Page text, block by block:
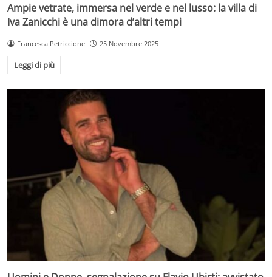
Ampie vetrate, immersa nel verde e nel lusso: la villa di
Iva Zanicchi è una dimora d’altri tempi
Francesca Petriccione 25 Novembre 2025
Leggi di più